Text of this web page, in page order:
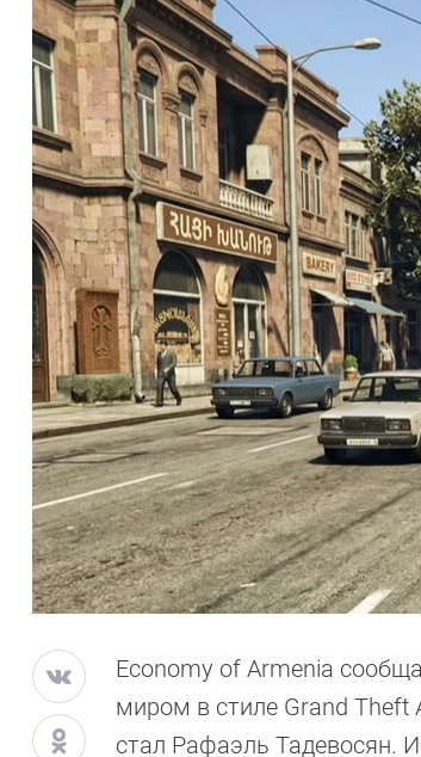
Economy of Armenia
миром в стиле Grand Theft
стал Рафаэль Тадевосян.